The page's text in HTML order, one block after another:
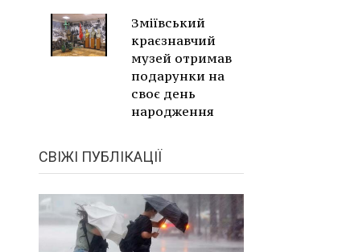
Зміївський
краєзнавчий
музей отримав
подарунки на
своє день
народження
СВІЖІ ПУБЛІКАЦІЇ